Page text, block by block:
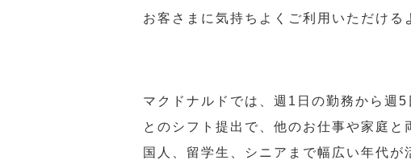
お客さまに気持ちよくご利用いただける
マクドナルドでは、週1日の勤務から週
とのシフト提出で、他のお仕事や家庭
国人、留学生、シニアまで幅広い年代が